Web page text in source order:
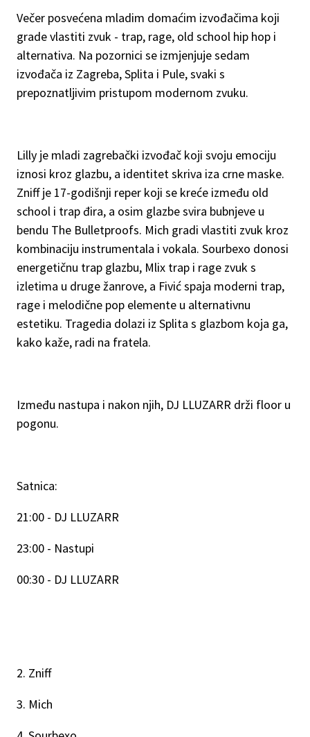
Večer posvećena mladim domaćim izvođačima koji
grade vlastiti zvuk - trap, rage, old school hip hop i
alternativa. Na pozornici se izmjenjuje sedam
izvođača iz Zagreba, Splita i Pule, svaki s
prepoznatljivim pristupom modernom zvuku.
Lilly je mladi zagrebački izvođač koji svoju emociju
iznosi kroz glazbu, a identitet skriva iza crne maske.
Zniff je 17-godišnji reper koji se kreće između old
school i trap đira, a osim glazbe svira bubnjeve u
bendu The Bulletproofs. Mich gradi vlastiti zvuk kroz
kombinaciju instrumentala i vokala. Sourbexo donosi
energetičnu trap glazbu, Mlix trap i rage zvuk s
izletima u druge žanrove, a Fivić spaja moderni trap,
rage i melodične pop elemente u alternativnu
estetiku. Tragedia dolazi iz Splita s glazbom koja ga,
kako kaže, radi na fratela.
Između nastupa i nakon njih, DJ LLUZARR drži floor u
pogonu.
Satnica:
21:00 - DJ LLUZARR
23:00 - Nastupi
00:30 - DJ LLUZARR
2. Zniff
3. Mich